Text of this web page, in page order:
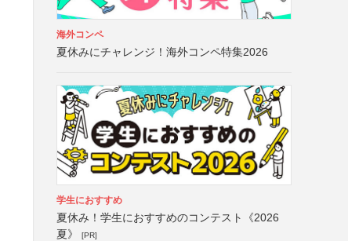
海外コンペ
夏休みにチャレンジ！海外コンペ特集2026
学生におすすめ
夏休み！学生におすすめのコンテスト《2026
夏》
[PR]